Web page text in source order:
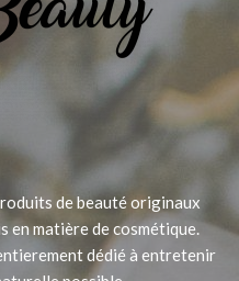
de beauté originaux
en matière de cosmétique.
dédié à entretenir